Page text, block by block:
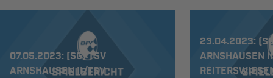
07.05.2023: (SG) TSV
ARNSHAUSEN II/TSV
23.04.2023:
ARNSHAUSEN